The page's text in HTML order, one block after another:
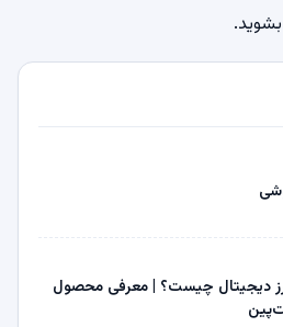
بشوید.
دیجیتال چیست؟ | معرفی محصول